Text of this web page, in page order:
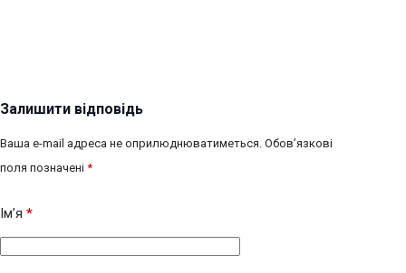
Залишити відповідь
Ваша e-mail адреса не оприлюднюватиметься. Обов’язкові
поля позначені *
Ім’я *